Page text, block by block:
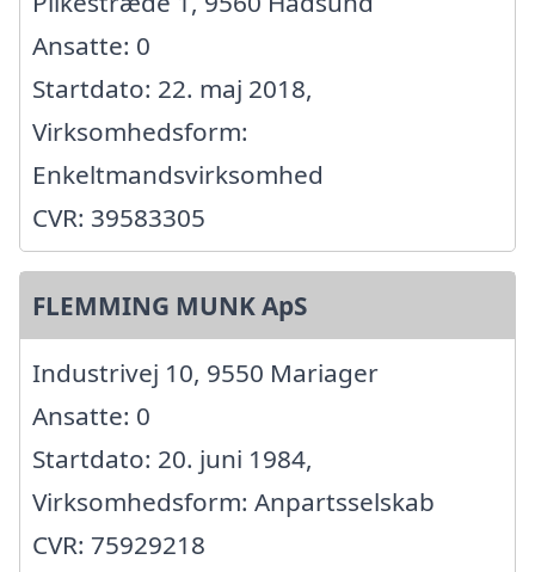
Ansatte: 0
Startdato: 22. maj 2018,
Virksomhedsform:
Enkeltmandsvirksomhed
CVR: 39583305
FLEMMING MUNK ApS
Industrivej 10, 9550 Mariager
Ansatte: 0
Startdato: 20. juni 1984,
Virksomhedsform: Anpartsselskab
CVR: 75929218